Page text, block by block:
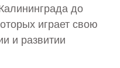
до
играет свою
и развитии